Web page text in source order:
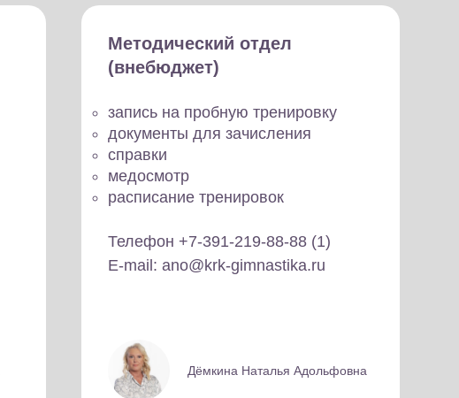
Методический отдел
(внебюджет)
запись на пробную тренировку
документы для зачисления
справки
медосмотр
расписание тренировок
Телефон +7-391-219-88-88 (1)
E-mail: ano@krk-gimnastika.ru
Дёмкина Наталья Адольфовна